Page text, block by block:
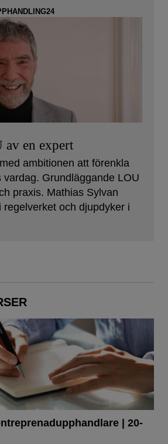
en expert
ambitionen att förenkla
vardag. Grundläggande LOU
praxis. Mathias Sylvan
regelverket och djupdyker i
| 20-